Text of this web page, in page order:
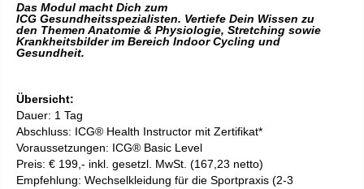
Das Modul macht Dich zum
ICG Gesundheitsspezialisten. Vertiefe Dein Wissen zu
den Themen Anatomie & Physiologie, Stretching sowie
Krankheitsbilder im Bereich Indoor Cycling und
Gesundheit.
Übersicht:
Dauer: 1 Tag
Abschluss: ICG® Health Instructor mit Zertifikat*
Voraussetzungen: ICG® Basic Level
Preis: € 199,- inkl. gesetzl. MwSt. (167,23 netto)
Empfehlung: Wechselkleidung für die Sportpraxis (2-3